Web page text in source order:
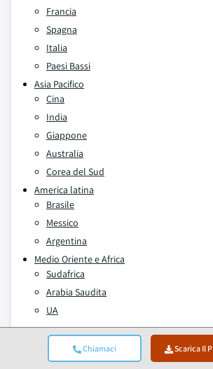
Chiamaci Scarica Il
Francia
Spagna
Italia
Paesi Bassi
Asia Pacifico
Cina
India
Giappone
Australia
Corea del Sud
America latina
Brasile
Messico
Argentina
Medio Oriente e Africa
Sudafrica
Arabia Saudita
UA
Autori:Mariam